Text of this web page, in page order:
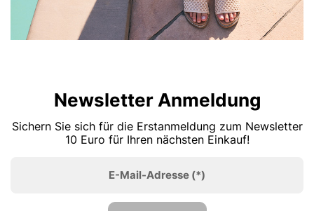
Newsletter Anmeldung
Sichern Sie sich für die Erstanmeldung zum Newsletter
10 Euro für Ihren nächsten Einkauf!
E-Mail-Adresse (*)